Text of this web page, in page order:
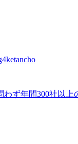
わず年間300社